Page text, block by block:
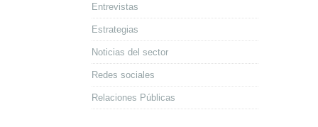
Entrevistas
Estrategias
Noticias del sector
Redes sociales
Relaciones Públicas